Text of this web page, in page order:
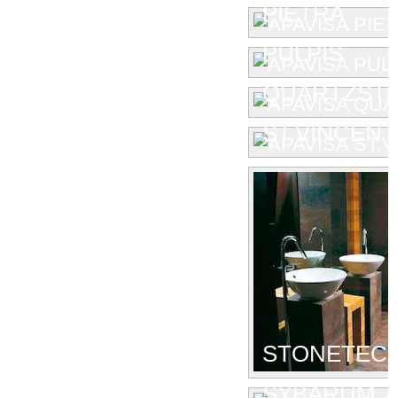
PIETRA
PULPIS
ST.VINCENT